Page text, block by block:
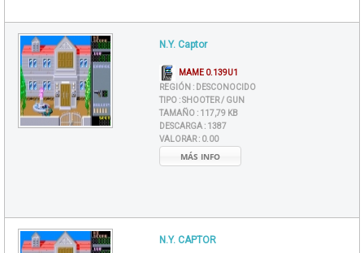
N.Y. Captor
MAME 0.139U1
REGIÓN : DESCONOCIDO
TIPO :SHOOTER / GUN
TAMAÑO : 117,79 KB
DESCARGA : 1387
VALORAR : 0.00
MÁS INFO
N.Y. CAPTOR